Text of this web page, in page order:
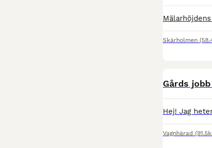
Skärholmen
Gårds
Vagnhärad